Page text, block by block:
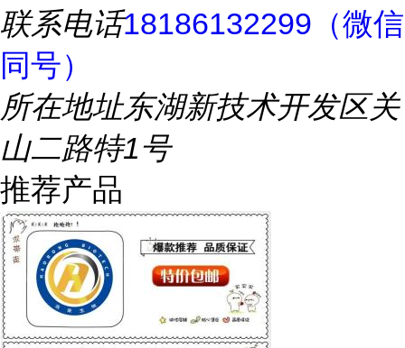
联系电话18186132299（微信
同号）
所在地址东湖新技术开发区关
山二路特1号
推荐产品